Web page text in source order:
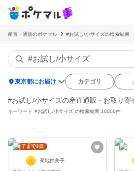
産直・通販のポケマル #お試し/小サイズの検索結果
location_on東京都にお届け カテゴリ
#お試し/小サイズの産直通販・お取り寄
キーワード #お試し/小サイズ の検索結果:10000件
終了まで3日
菊地由美子